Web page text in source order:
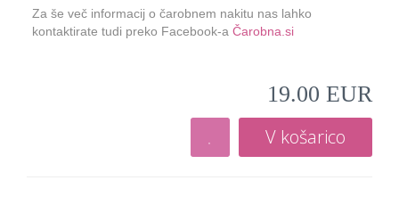
Za še več informacij o čarobnem nakitu nas lahko
kontaktirate tudi preko Facebook-a Čarobna.si
19.00 EUR
V košarico